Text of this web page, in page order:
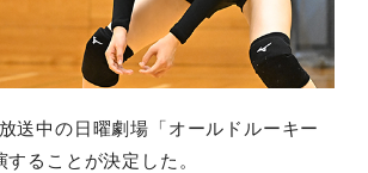
送中の日曜劇場「オールドルーキー
することが決定した。